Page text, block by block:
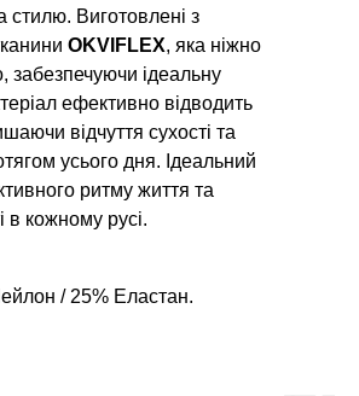
стилю. Виготовлені з
OKVIFLEX, яка ніжно
забезпечуючи ідеальну
ефективно відводить
відчуття сухості та
усього дня. Ідеальний
ритму життя та
в кожному русі.
/ 25% Еластан.